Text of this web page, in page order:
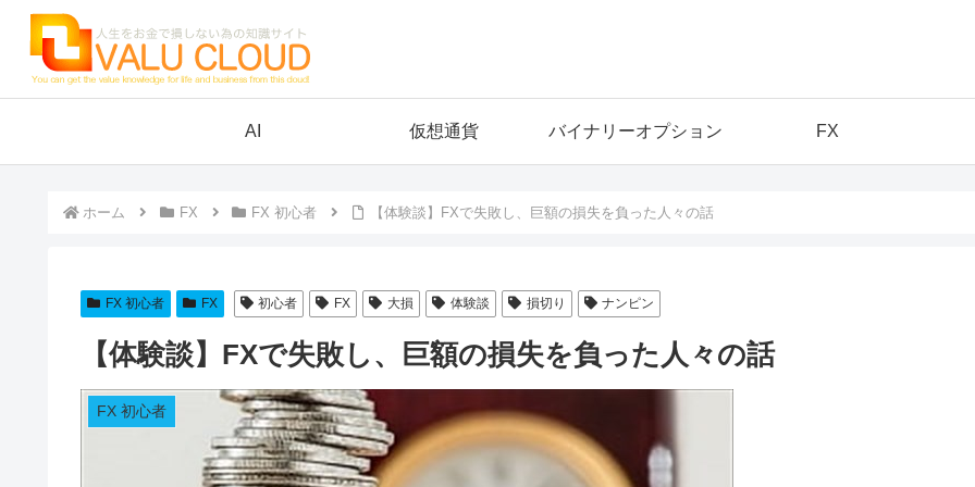
AI 仮想通貨 バイナリーオプション FX
ホーム FX FX 初心者 【体験談】FXで失敗し、巨額の損失を負った人々の話
FX 初心者 FX 初心者 FX 大損 体験談 損切り ナンピン
【体験談】FXで失敗し、巨額の損失を負った人々の話
FX 初心者